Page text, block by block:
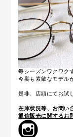
毎シーズンワクワク
今期も素敵なモデル
是非、店頭にてお試
在庫状況等、お問い
通信販売に関するお